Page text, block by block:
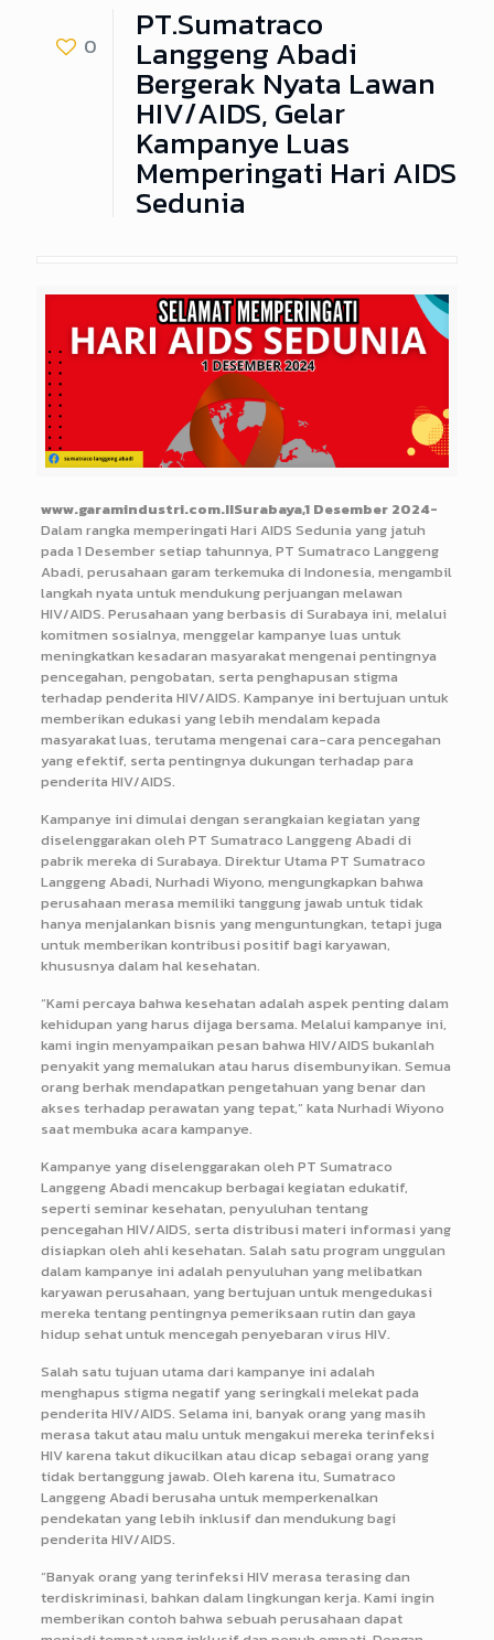
0 PT.Sumatraco
Langgeng Abadi
Bergerak Nyata Lawan
HIV/AIDS, Gelar
Kampanye Luas
Memperingati Hari AIDS
Sedunia
www.garamindustri.com.IISurabaya,1 Desember 2024-
Dalam rangka memperingati Hari AIDS Sedunia yang jatuh
pada 1 Desember setiap tahunnya, PT Sumatraco Langgeng
Abadi, perusahaan garam terkemuka di Indonesia, mengambil
langkah nyata untuk mendukung perjuangan melawan
HIV/AIDS. Perusahaan yang berbasis di Surabaya ini, melalui
komitmen sosialnya, menggelar kampanye luas untuk
meningkatkan kesadaran masyarakat mengenai pentingnya
pencegahan, pengobatan, serta penghapusan stigma
terhadap penderita HIV/AIDS. Kampanye ini bertujuan untuk
memberikan edukasi yang lebih mendalam kepada
masyarakat luas, terutama mengenai cara-cara pencegahan
yang efektif, serta pentingnya dukungan terhadap para
penderita HIV/AIDS.
Kampanye ini dimulai dengan serangkaian kegiatan yang
diselenggarakan oleh PT Sumatraco Langgeng Abadi di
pabrik mereka di Surabaya. Direktur Utama PT Sumatraco
Langgeng Abadi, Nurhadi Wiyono, mengungkapkan bahwa
perusahaan merasa memiliki tanggung jawab untuk tidak
hanya menjalankan bisnis yang menguntungkan, tetapi juga
untuk memberikan kontribusi positif bagi karyawan,
khususnya dalam hal kesehatan.
“Kami percaya bahwa kesehatan adalah aspek penting dalam
kehidupan yang harus dijaga bersama. Melalui kampanye ini,
kami ingin menyampaikan pesan bahwa HIV/AIDS bukanlah
penyakit yang memalukan atau harus disembunyikan. Semua
orang berhak mendapatkan pengetahuan yang benar dan
akses terhadap perawatan yang tepat,” kata Nurhadi Wiyono
saat membuka acara kampanye.
Kampanye yang diselenggarakan oleh PT Sumatraco
Langgeng Abadi mencakup berbagai kegiatan edukatif,
seperti seminar kesehatan, penyuluhan tentang
pencegahan HIV/AIDS, serta distribusi materi informasi yang
disiapkan oleh ahli kesehatan. Salah satu program unggulan
dalam kampanye ini adalah penyuluhan yang melibatkan
karyawan perusahaan, yang bertujuan untuk mengedukasi
mereka tentang pentingnya pemeriksaan rutin dan gaya
hidup sehat untuk mencegah penyebaran virus HIV.
Salah satu tujuan utama dari kampanye ini adalah
menghapus stigma negatif yang seringkali melekat pada
penderita HIV/AIDS. Selama ini, banyak orang yang masih
merasa takut atau malu untuk mengakui mereka terinfeksi
HIV karena takut dikucilkan atau dicap sebagai orang yang
tidak bertanggung jawab. Oleh karena itu, Sumatraco
Langgeng Abadi berusaha untuk memperkenalkan
pendekatan yang lebih inklusif dan mendukung bagi
penderita HIV/AIDS.
“Banyak orang yang terinfeksi HIV merasa terasing dan
terdiskriminasi, bahkan dalam lingkungan kerja. Kami ingin
memberikan contoh bahwa sebuah perusahaan dapat